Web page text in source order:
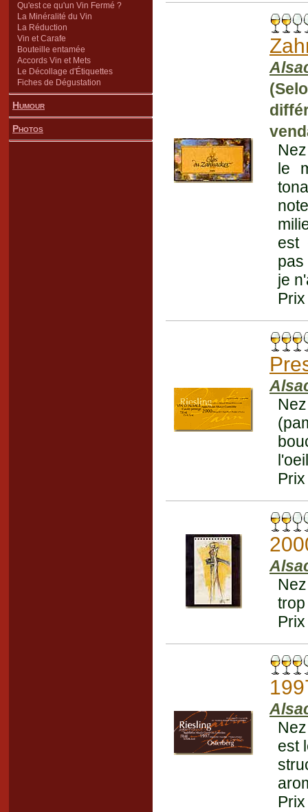
Qu'est ce qu'un Vin Fermé ?
La Minéralité du Vin
La Réduction
Vin et Carafe
Bouteille entamée
Accords Vin et Mets
Le Décollage d'Étiquettes
Fiches de Dégustation
Humour
Photos
le
est
je
est